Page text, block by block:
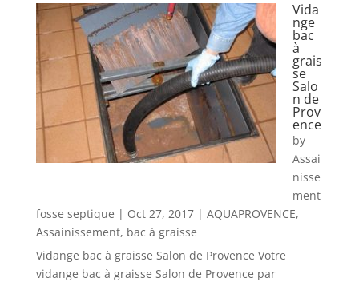
Vida
nge
bac
à
grais
se
Salo
n de
Prov
ence
by
Assai
nisse
ment
fosse septique | Oct 27, 2017| AQUAPROVENCE,
Assainissement, bac à graisse
Vidange bac à graisse Salon de Provence Votre
vidange bac à graisse Salon de Provence par